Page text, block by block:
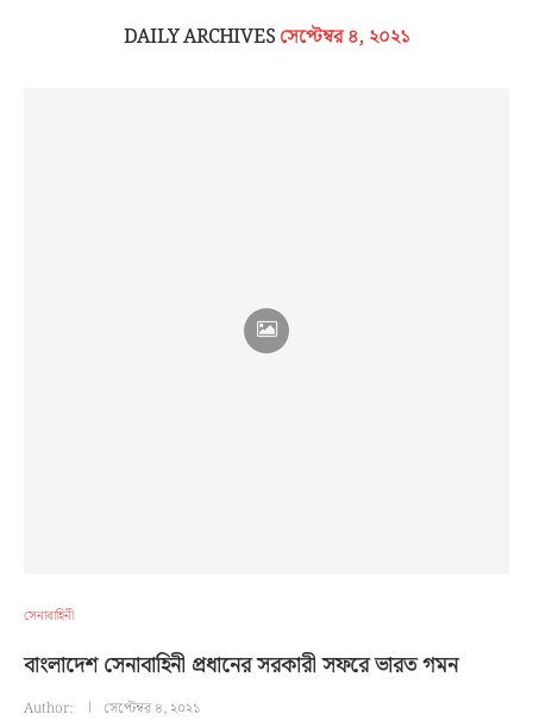
DAILY ARCHIVES সেপ্টেম্বর ৪, ২০২১
সেনাবাহিনী
বাংলাদেশ সেনাবাহিনী প্রধানের সরকারী সফরে ভারত গমন
Author: সেপ্টেম্বর ৪, ২০২১